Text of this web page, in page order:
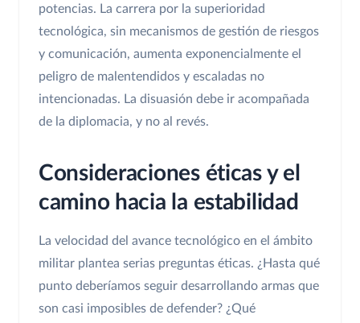
potencias. La carrera por la superioridad
tecnológica, sin mecanismos de gestión de riesgos
y comunicación, aumenta exponencialmente el
peligro de malentendidos y escaladas no
intencionadas. La disuasión debe ir acompañada
de la diplomacia, y no al revés.
Consideraciones éticas y el
camino hacia la estabilidad
La velocidad del avance tecnológico en el ámbito
militar plantea serias preguntas éticas. ¿Hasta qué
punto deberíamos seguir desarrollando armas que
son casi imposibles de defender? ¿Qué